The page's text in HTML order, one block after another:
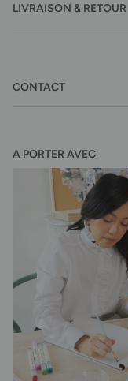
LIVRAISON & RETOUR
CONTACT
A PORTER AVEC